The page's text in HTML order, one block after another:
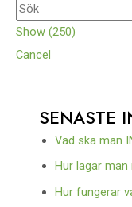
Show (250)
Cancel
SENASTE
Vad ska man
Hur lagar
Hur fungerar